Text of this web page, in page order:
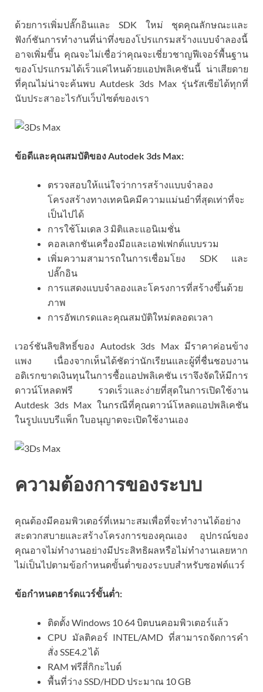
ด้วยการเพิ่มปลั๊กอินและ SDK ใหม่ ชุดคุณลักษณะและ
ฟังก์ชันการทำงานที่น่าทึ่งของโปรแกรมสร้างแบบจำลองนี้
อาจเพิ่มขึ้น คุณจะไม่เชื่อว่าคุณจะเชี่ยวชาญฟีเจอร์พื้นฐาน
ของโปรแกรมได้เร็วแค่ไหนด้วยแอปพลิเคชันนี้ น่าเสียดาย
ที่คุณไม่น่าจะค้นพบ Autdesk 3ds Max รุ่นรัสเซียได้ทุกที่
นับประสาอะไรกับเว็บไซต์ของเรา
ข้อดีและคุณสมบัติของ Autodek 3ds Max:
ตรวจสอบให้แน่ใจว่าการสร้างแบบจำลอง
โครงสร้างทางเทคนิคมีความแม่นยำที่สุดเท่าที่จะ
เป็นไปได้
การใช้โมเดล 3 มิติและแอนิเมชั่น
คอลเลกชันเครื่องมือและเอฟเฟกต์แบบรวม
เพิ่มความสามารถในการเชื่อมโยง SDK และ
ปลั๊กอิน
การแสดงแบบจำลองและโครงการที่สร้างขึ้นด้วย
ภาพ
การอัพเกรดและคุณสมบัติใหม่ตลอดเวลา
เวอร์ชันลิขสิทธิ์ของ Autodsk 3ds Max มีราคาค่อนข้าง
แพง เนื่องจากเห็นได้ชัดว่านักเรียนและผู้ที่ชื่นชอบงาน
อดิเรกขาดเงินทุนในการซื้อแอปพลิเคชัน เราจึงจัดให้มีการ
ดาวน์โหลดฟรี รวดเร็วและง่ายที่สุดในการเปิดใช้งาน
Autdesk 3ds Max ในกรณีที่คุณดาวน์โหลดแอปพลิเคชัน
ในรูปแบบรีแพ็ก ใบอนุญาตจะเปิดใช้งานเอง
ความต้องการของระบบ
คุณต้องมีคอมพิวเตอร์ที่เหมาะสมเพื่อที่จะทำงานได้อย่าง
สะดวกสบายและสร้างโครงการของคุณเอง อุปกรณ์ของ
คุณอาจไม่ทำงานอย่างมีประสิทธิผลหรือไม่ทำงานเลยหาก
ไม่เป็นไปตามข้อกำหนดขั้นต่ำของระบบสำหรับซอฟต์แวร์
ข้อกำหนดฮาร์ดแวร์ขั้นต่ำ:
ติดตั้ง Windows 10 64 บิตบนคอมพิวเตอร์แล้ว
CPU มัลติคอร์ INTEL/AMD ที่สามารถจัดการคำ
สั่ง SSE4.2 ได้
RAM ฟรีสี่กิกะไบต์
พื้นที่ว่าง SSD/HDD ประมาณ 10 GB